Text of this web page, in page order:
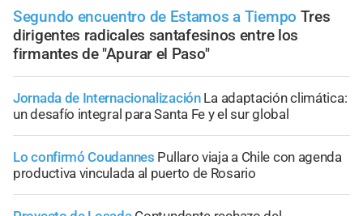
Segundo encuentro de Estamos a Tiempo Tres
dirigentes radicales santafesinos entre los
firmantes de "Apurar el Paso"
Jornada de Internacionalización La adaptación climática:
un desafío integral para Santa Fe y el sur global
Lo confirmó Coudannes Pullaro viaja a Chile con agenda
productiva vinculada al puerto de Rosario